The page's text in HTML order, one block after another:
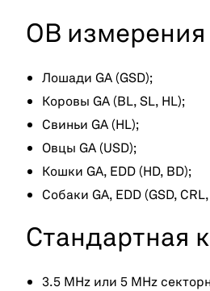
ОВ измерения
Лошади GA (GSD);
Коровы GA (BL, SL, HL);
Свиньи GA (HL);
Овцы GA (USD);
Кошки GA, EDD (HD, BD);
Собаки GA, EDD (GSD,
Стандартная
3.5 MHz или 5 MHz